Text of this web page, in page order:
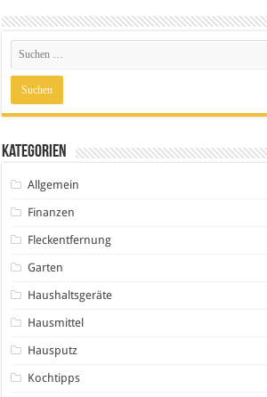
Kategorien
Allgemein
Finanzen
Fleckentfernung
Garten
Haushaltsgeräte
Hausmittel
Hausputz
Kochtipps